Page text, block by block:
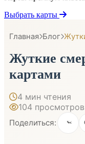
Выбрать карты
Главная Блог
Жуткие
картами
4 мин чтения
104 просмотров
Поделиться: